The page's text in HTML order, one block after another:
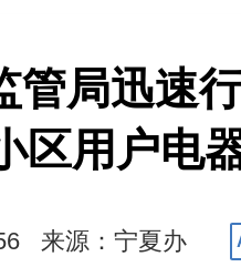
管局迅速
区用户电
来源：宁夏办